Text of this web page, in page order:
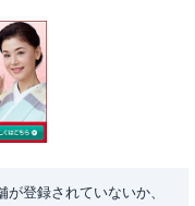
登録されていないか、